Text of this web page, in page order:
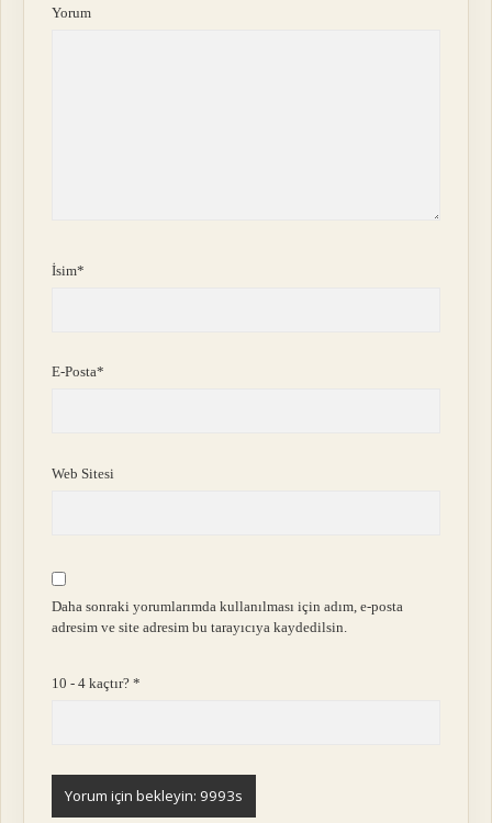
Yorum
İsim*
E-Posta*
Web Sitesi
Daha sonraki yorumlarımda kullanılması için adım, e-posta
adresim ve site adresim bu tarayıcıya kaydedilsin.
10 - 4 kaçtır?*